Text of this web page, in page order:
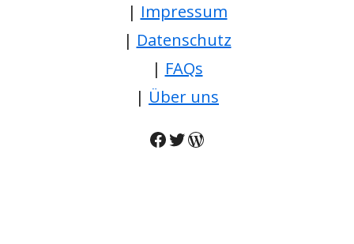
| Impressum
| Datenschutz
| FAQs
| Über uns
Facebook
Twitter
WordPress